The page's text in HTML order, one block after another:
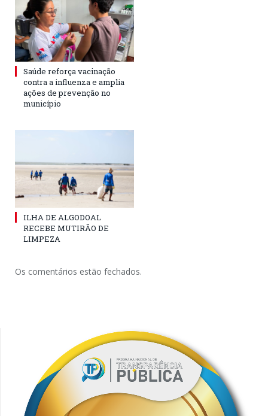
Saúde reforça vacinação
contra a influenza e amplia
ações de prevenção no
município
ILHA DE ALGODOAL
RECEBE MUTIRÃO DE
LIMPEZA
Os comentários estão fechados.